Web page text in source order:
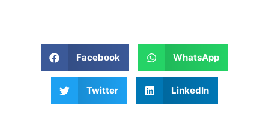
Facebook WhatsApp
Twitter LinkedIn